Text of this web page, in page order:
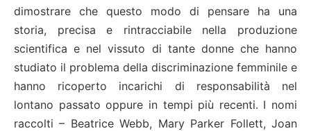
dimostrare che questo modo di pensare ha una
storia, precisa e rintracciabile nella produzione
scientifica e nel vissuto di tante donne che hanno
studiato il problema della discriminazione femminile e
hanno ricoperto incarichi di responsabilità nel
lontano passato oppure in tempi più recenti. I nomi
raccolti – Beatrice Webb, Mary Parker Follett, Joan